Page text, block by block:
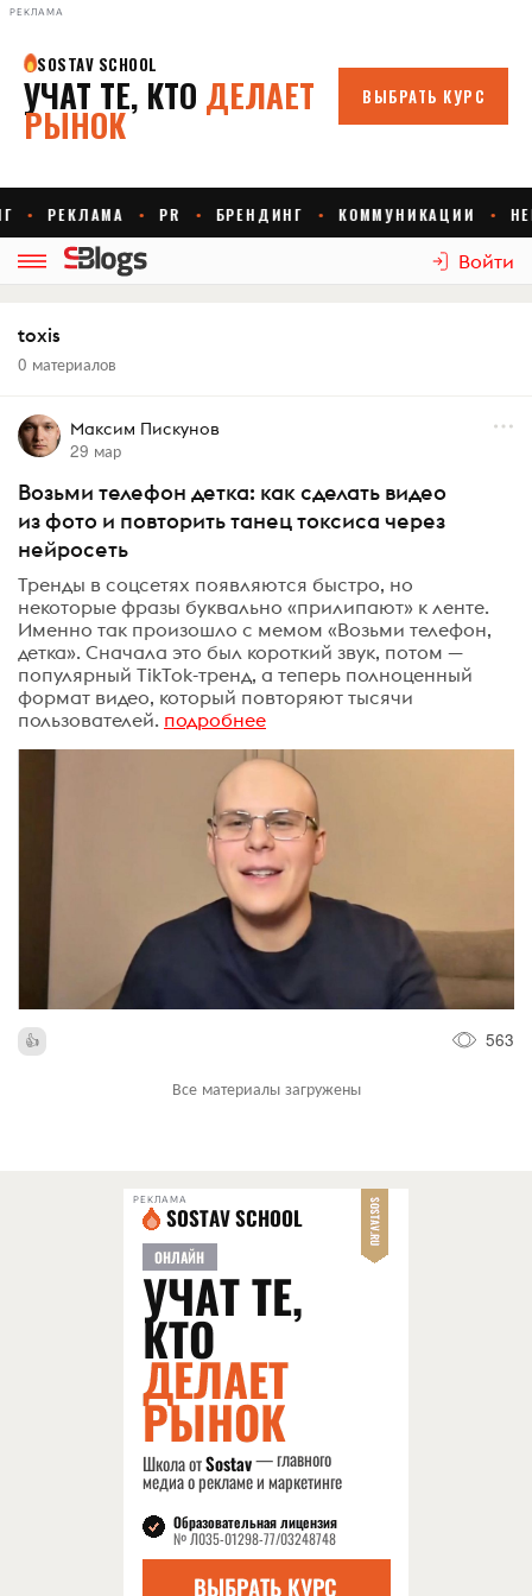
РЕКЛАМА
Войти
toxis
0 материалов
Максим Пискунов
29 мар
Возьми телефон детка: как сделать видео
из фото и повторить танец токсиса через
нейросеть
Тренды в соцсетях появляются быстро, но
некоторые фразы буквально «прилипают» к ленте.
Именно так произошло с мемом «Возьми телефон,
детка». Сначала это был короткий звук, потом —
популярный TikTok-тренд, а теперь полноценный
формат видео, который повторяют тысячи
пользователей. подробнее
563
Все материалы загружены
РЕКЛАМА